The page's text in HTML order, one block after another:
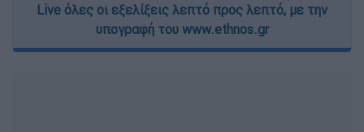
Live όλες οι εξελίξεις λεπτό προς λεπτό, με την
υπογραφή του www.ethnos.gr